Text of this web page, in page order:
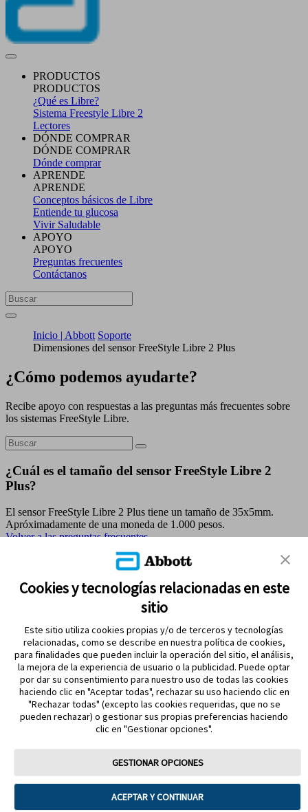
PRODUCTOS
PRODUCTOS
¿Qué es Libre?
Sistema Freestyle Libre 2
Lectores
DÓNDE COMPRAR
DÓNDE COMPRAR
Dónde comprar
APRENDE
APRENDE
Conceptos básicos de Libre
Entiende tu glucosa
Vivir Saludable
APOYO
APOYO
Preguntas frecuentes
Contáctanos
Inicio | Abbott Soporte
Dimensiones del sensor FreeStyle Libre 2 Plus
¿Cómo podemos ayudarte?
Recibe apoyo con respuestas a las preguntas más frecuentes sobre
los sistemas FreeStyle Libre.
¿Cuál es el tamaño del sensor FreeStyle Libre 2
Plus?
El sensor FreeStyle Libre 2 Plus tiene un tamaño de 35x5mm.
Apróximadamente de una moneda de 1.000 pesos.
Volver a las preguntas frecuentes
CONTÁCTANOS
MANTENTE EN CONTACTO
Cookies y tecnologías relacionadas en este
sitio
Este sitio utiliza cookies propias y/o de terceros y tecnologías
relacionadas, como se describe en nuestra política de cookies,
para finalidades que pueden incluir la operación del sitio, el análisis,
la mejora de la experiencia de usuario o la publicidad. Puede optar
por dar su consentimiento para nuestro uso de todas las cookies
haciendo clic en "Aceptar todas", rechazar su uso haciendo clic en
"Rechazar todas" (excepto las cookies requeridas, que no se
pueden rechazar) o gestionar sus propias preferencias haciendo
clic en "Gestionar opciones".
GESTIONAR OPCIONES
ACEPTAR Y CONTINUAR